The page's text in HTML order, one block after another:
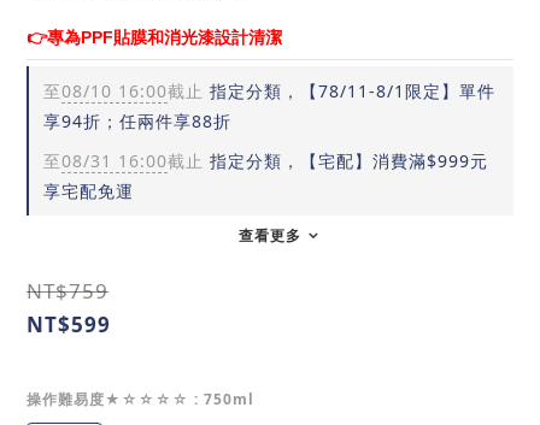
👉專為PPF貼膜和消光漆設計清潔
至08/10 16:00截止 指定分類，【78/11-8/1限定】單件
享94折；任兩件享88折
至08/31 16:00截止 指定分類，【宅配】消費滿$999元
享宅配免運
查看更多
NT$759
NT$599
操作難易度★☆☆☆☆ : 750ml